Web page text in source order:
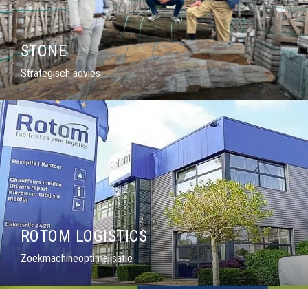
STONE
Strategisch advies
ROTOM LOGISTICS
Zoekmachineoptimalisatie